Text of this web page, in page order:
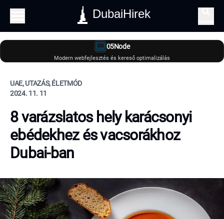
DubaiHirek
05Node
Modern webfejlesztés és kereső optimalizálás
UAE, UTAZÁS, ÉLETMÓD
2024. 11. 11
8 varázslatos hely karácsonyi
ebédekhez és vacsorákhoz
Dubai-ban